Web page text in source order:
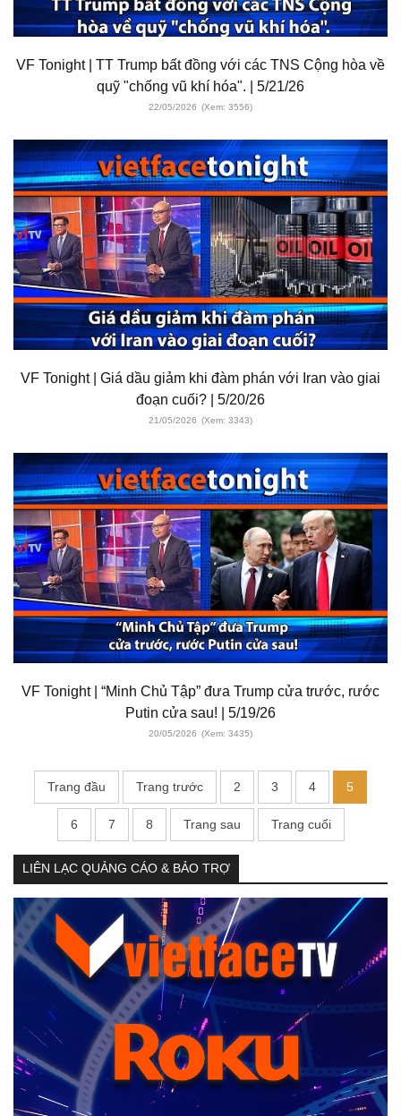
VF Tonight | TT Trump bất đồng với các TNS Cộng hòa về
quỹ "chống vũ khí hóa". | 5/21/26
22/05/2026 (Xem: 3556)
VF Tonight | Giá dầu giảm khi đàm phán với Iran vào giai
đoạn cuối? | 5/20/26
21/05/2026 (Xem: 3343)
VF Tonight | “Minh Chủ Tập” đưa Trump cửa trước, rước
Putin cửa sau! | 5/19/26
20/05/2026 (Xem: 3435)
Trang đầu Trang trước 2 3 4 5
6 7 8 Trang sau Trang cuối
LIÊN LẠC QUẢNG CÁO & BẢO TRỢ